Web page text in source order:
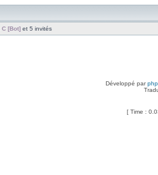
C [Bot] et 5 invités
Développé par
[ Time :